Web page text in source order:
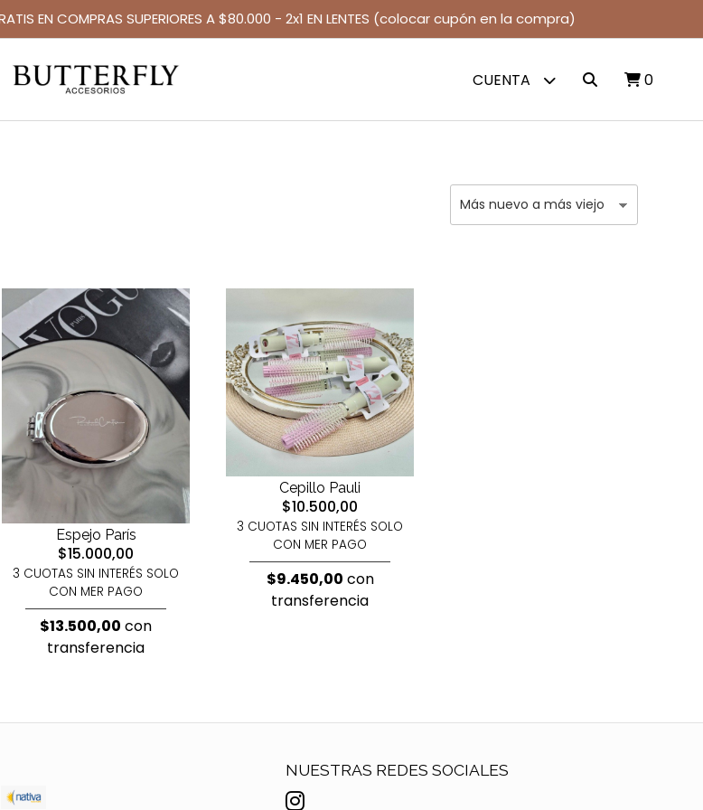
EN COMPRAS SUPERIORES A $80.000 - 2x1 EN LENTES (colocar cupón en la compra)
CUENTA 0
Espejo París
$15.000,00
3 CUOTAS SIN INTERÉS SOLO
CON MER PAGO
$13.500,00 con
transferencia
Cepillo Pauli
$10.500,00
3 CUOTAS SIN INTERÉS SOLO
CON MER PAGO
$9.450,00 con
transferencia
NUESTRAS REDES SOCIALES